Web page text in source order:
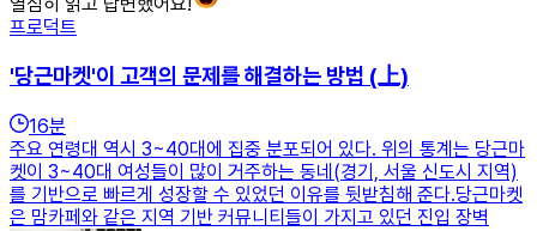
프로덕트
'당근마켓'이 고객의 문제를 해결하는 방법 (上)
16분
주요 연령대 역시 3~40대에 집중 분포되어 있다. 위의 통계는 당근마
켓이 3~40대 여성들이 많이 거주하는 동네(경기, 서울 신도시 지역)
를 기반으로 빠르게 성장할 수 있었던 이유를 뒷받침해 준다.당근마켓
은 맘카페와 같은 지역 기반 커뮤니티들이 가지고 있던 진입 장벽